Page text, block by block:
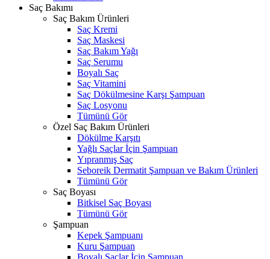
Saç Bakımı
Saç Bakım Ürünleri
Saç Kremi
Saç Maskesi
Saç Bakım Yağı
Saç Serumu
Boyalı Saç
Saç Vitamini
Saç Dökülmesine Karşı Şampuan
Saç Losyonu
Tümünü Gör
Özel Saç Bakım Ürünleri
Dökülme Karşıtı
Yağlı Saçlar İçin Şampuan
Yıpranmış Saç
Seboreik Dermatit Şampuan ve Bakım Ürünleri
Tümünü Gör
Saç Boyası
Bitkisel Saç Boyası
Tümünü Gör
Şampuan
Kepek Şampuanı
Kuru Şampuan
Boyalı Saçlar İçin Şampuan